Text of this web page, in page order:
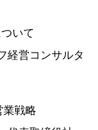
いて
営コンサルタ
戦略